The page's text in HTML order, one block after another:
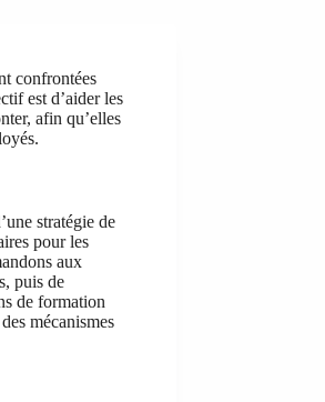
confrontées
est d’aider les
afin qu’elles
stratégie de
pour les
aux
puis de
de formation
mécanismes